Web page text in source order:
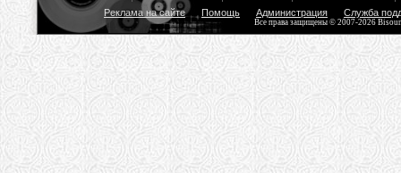
Реклама на сайте Помощь Администрация Служба
Все права защищены © 2007-2026